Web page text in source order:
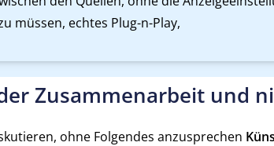
müssen, echtes Plug-n-Play,
Zusammenarbeit und
ohne Folgendes anzusprechen